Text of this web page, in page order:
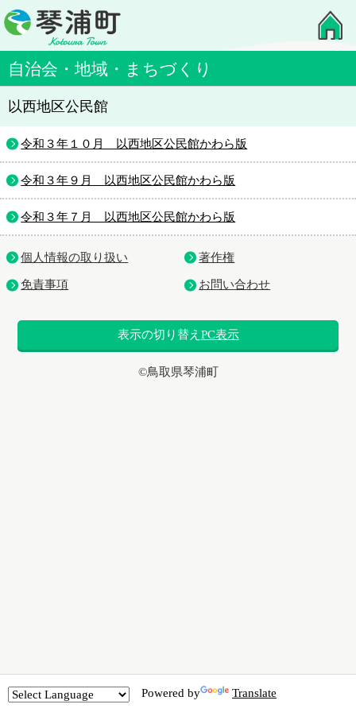
自治会・地域・まちづくり
以西地区公民館
令和３年１０月 以西地区公民館かわら版
令和３年９月 以西地区公民館かわら版
令和３年７月 以西地区公民館かわら版
個人情報の取り扱い 著作権
免責事項 お問い合わせ
表示の切り替え PC表示
Powered by Translate
©鳥取県琴浦町